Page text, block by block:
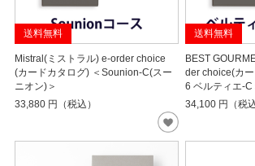
送料無料
Mistral(ミストラル) e-order choice
(カードカタログ) ＜Sounion-C(スー
ニオン)＞
33,880 円（税込）
送料無料
BEST
der choice(カ
6 ベルティエ-C
34,100 円（税込